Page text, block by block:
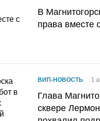
В
права вместе
ВИП-НОВОСТЬ 1
Глава
сквере